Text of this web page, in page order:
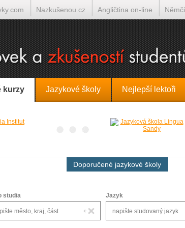
kurzy Jazykové školy Nejlepší lektoři
Doporučené jazykové školy
studia Jazyk
Nazkušenou.cz Angličtina on-line